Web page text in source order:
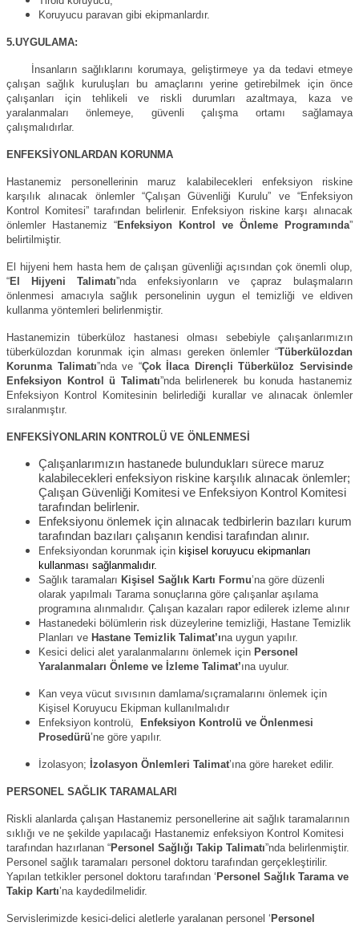
Koruyucu paravan gibi ekipmanlardır.
5.UYGULAMA:
İnsanların sağlıklarını korumaya, geliştirmeye ya da tedavi etmeye
çalışan sağlık kuruluşları bu amaçlarını yerine getirebilmek için önce
çalışanları için tehlikeli ve riskli durumları azaltmaya, kaza ve
yaralanmaları önlemeye, güvenli çalışma ortamı sağlamaya
çalışmalıdırlar.
ENFEKSİYONLARDAN KORUNMA
Hastanemiz personellerinin maruz kalabilecekleri enfeksiyon riskine
karşılık alınacak önlemler “Çalışan Güvenliği Kurulu” ve “Enfeksiyon
Kontrol Komitesi” tarafından belirlenir. Enfeksiyon riskine karşı alınacak
önlemler Hastanemiz “Enfeksiyon Kontrol ve Önleme Programında”
belirtilmiştir.
El hijyeni hem hasta hem de çalışan güvenliği açısından çok önemli olup,
“El Hijyeni Talimatı”nda enfeksiyonların ve çapraz bulaşmaların
önlenmesi amacıyla sağlık personelinin uygun el temizliği ve eldiven
kullanma yöntemleri belirlenmiştir.
Hastanemizin tüberküloz hastanesi olması sebebiyle çalışanlarımızın
tüberkülozdan korunmak için alması gereken önlemler “Tüberkülozdan
Korunma Talimatı”nda ve “Çok İlaca Dirençli Tüberküloz Servisinde
Enfeksiyon Kontrol ü Talimatı”nda belirlenerek bu konuda hastanemiz
Enfeksiyon Kontrol Komitesinin belirlediği kurallar ve alınacak önlemler
sıralanmıştır.
ENFEKSİYONLARIN KONTROLÜ VE ÖNLENMESİ
Çalışanlarımızın hastanede bulundukları sürece maruz
kalabilecekleri enfeksiyon riskine karşılık alınacak önlemler;
Çalışan Güvenliği Komitesi ve Enfeksiyon Kontrol Komitesi
tarafından belirlenir.
Enfeksiyonu önlemek için alınacak tedbirlerin bazıları kurum
tarafından bazıları çalışanın kendisi tarafından alınır.
Enfeksiyondan korunmak için kişisel koruyucu ekipmanları
kullanması sağlanmalıdır.
Sağlık taramaları Kişisel Sağlık Kartı Formu’na göre düzenli
olarak yapılmalı Tarama sonuçlarına göre çalışanlar aşılama
programına alınmalıdır. Çalışan kazaları rapor edilerek izleme alınır
Hastanedeki bölümlerin risk düzeylerine temizliği, Hastane Temizlik
Planları ve Hastane Temizlik Talimat’ına uygun yapılır.
Kesici delici alet yaralanmalarını önlemek için Personel
Yaralanmaları Önleme ve İzleme Talimat’ına uyulur.
Kan veya vücut sıvısının damlama/sıçramalarını önlemek için
Kişisel Koruyucu Ekipman kullanılmalıdır
Enfeksiyon kontrolü,
Enfeksiyon Kontrolü ve Önlenmesi
Prosedürü’ne göre yapılır.
İzolasyon; İzolasyon Önlemleri Talimat’ına göre hareket edilir.
PERSONEL SAĞLIK TARAMALARI
Riskli alanlarda çalışan Hastanemiz personellerine ait sağlık taramalarının
sıklığı ve ne şekilde yapılacağı Hastanemiz enfeksiyon Kontrol Komitesi
tarafından hazırlanan “Personel Sağlığı Takip Talimatı”nda belirlenmiştir.
Personel sağlık taramaları personel doktoru tarafından gerçekleştirilir.
Yapılan tetkikler personel doktoru tarafından ‘ Personel Sağlık Tarama ve
Takip Kartı’na kaydedilmelidir.
Servislerimizde kesici-delici aletlerle yaralanan personel ‘ Personel